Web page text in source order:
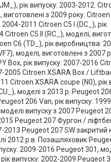
рік випуску: 2003-2012.
з 2009 року. Citroen
2011 Citroen C5 I (DC_), рік
C5 II (RC_), моделі,
C6 (TD_), рік виробництва:
моделі, виготовлені з 2007
Box, рік випуску: 2007-2016
2005 Citroen XSARA Box /
Citroen XSARA coupe (N0), рік
моделі з 2013 р. Peugeot
206 Van, рік випуску:
випуску з 2007 Peugeot
Peugeot 207 Фургон /
2013 Peugeot 207 SW закритий
2012 р.в. Позашляховик
2009-2016 Peugeot 301,
випуску: 2002-2009 Peugeot